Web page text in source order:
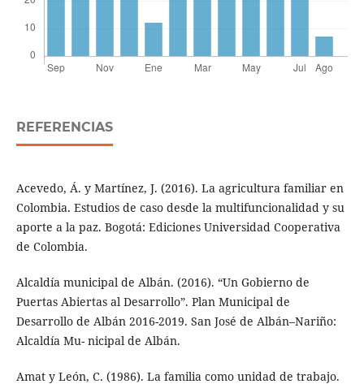
REFERENCIAS
Acevedo, Á. y Martínez, J. (2016). La agricultura familiar en
Colombia. Estudios de caso desde la multifuncionalidad y su
aporte a la paz. Bogotá: Ediciones Universidad Cooperativa
de Colombia.
Alcaldía municipal de Albán. (2016). “Un Gobierno de
Puertas Abiertas al Desarrollo”. Plan Municipal de
Desarrollo de Albán 2016-2019. San José de Albán–Nariño:
Alcaldía Mu- nicipal de Albán.
Amat y León, C. (1986). La familia como unidad de trabajo.